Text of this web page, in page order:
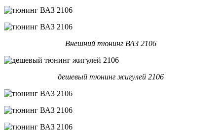
Внешний тюнинг ВАЗ 2106
дешевый тюнинг жигулей 2106